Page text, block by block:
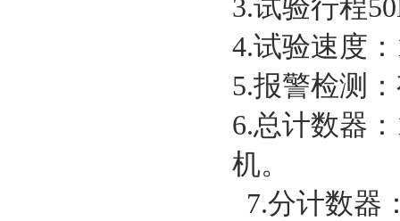
3.试验行程
4.试验速度
5.报警检测
6.总计数器
机。
7.分计数器